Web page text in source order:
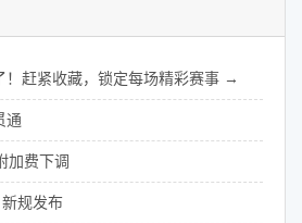
！赶紧收藏，锁定每场精彩赛事 →
通
加费下调
新规发布